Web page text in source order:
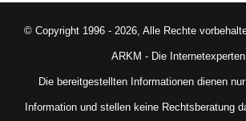
© Copyright 1996 - 2026, Alle Rechte
ARKM - Die Internetexperten.
Die bereitgestellten Informationen dienen
Information und stellen keine Rechtsberatung